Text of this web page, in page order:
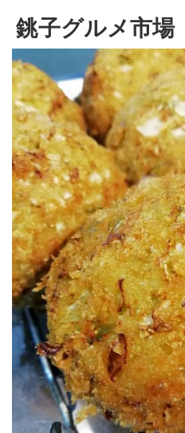
銚子グルメ市